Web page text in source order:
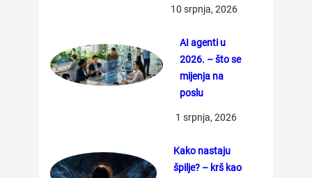
10 srpnja, 2026
AI agenti u
2026. – što se
mijenja na
poslu
1 srpnja, 2026
Kako nastaju
špilje? – krš kao